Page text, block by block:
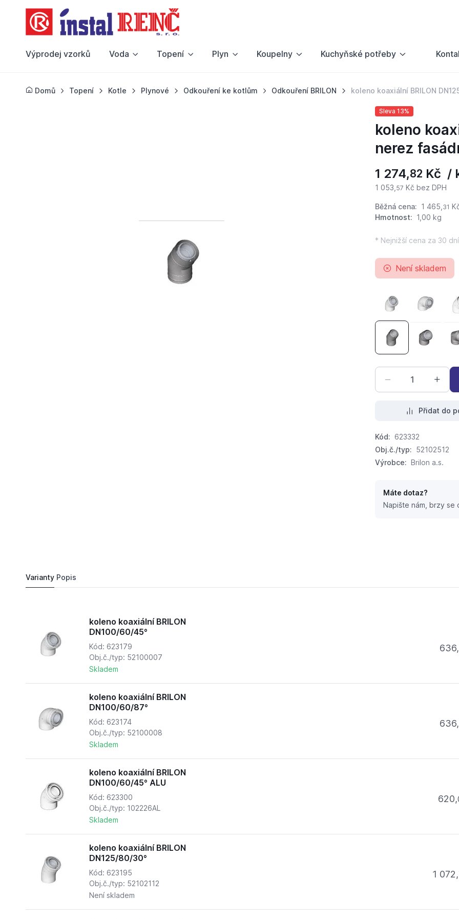
Výprodej vzorků Voda Topení Plyn Koupelny Kuchyňské potřeby
Domů Topení Kotle Plynové Odkouření ke kotlům Odkouření BRILON koleno koaxiální BRILON
Sleva 13%
koleno
nerez
1 274,82 Kč /
1 053, 57 Kč bez DPH
Běžná cena: 1 465, 31
Hmotnost: 1,00 kg
* Nejnižší cena za 30 dní
Není skladem
koleno koaxiální
koleno
koleno koaxiální
koleno
Přidat do
Kód: 623332
Obj.č./typ: 52102512
Výrobce: Brilon a.s.
Máte dotaz?
Napište nám, brzy se
Varianty Popis
koleno koaxiální BRILON
DN100/60/45°
Kód: 623179
Obj.č./typ: 52100007
Skladem
636,
koleno koaxiální BRILON
DN100/60/87°
Kód: 623174
Obj.č./typ: 52100008
Skladem
636,
koleno koaxiální BRILON
DN100/60/45° ALU
Kód: 623300
Obj.č./typ: 102226AL
Skladem
620,
koleno koaxiální BRILON
DN125/80/30°
Kód: 623195
Obj.č./typ: 52102112
Není skladem
1 072,